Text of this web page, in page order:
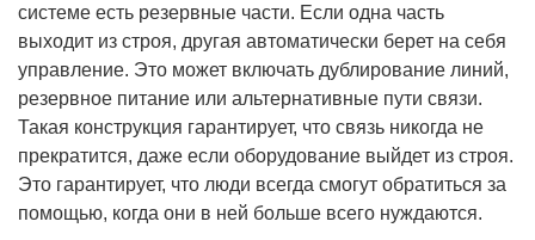
системе есть резервные части. Если одна часть
выходит из строя, другая автоматически берет на себя
управление. Это может включать дублирование линий,
резервное питание или альтернативные пути связи.
Такая конструкция гарантирует, что связь никогда не
прекратится, даже если оборудование выйдет из строя.
Это гарантирует, что люди всегда смогут обратиться за
помощью, когда они в ней больше всего нуждаются.